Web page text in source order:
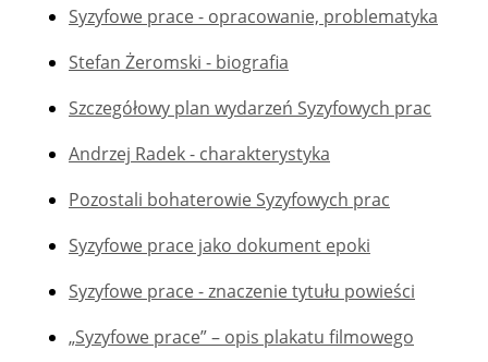
Syzyfowe prace - opracowanie, problematyka
Stefan Żeromski - biografia
Szczegółowy plan wydarzeń Syzyfowych prac
Andrzej Radek - charakterystyka
Pozostali bohaterowie Syzyfowych prac
Syzyfowe prace jako dokument epoki
Syzyfowe prace - znaczenie tytułu powieści
„Syzyfowe prace” – opis plakatu filmowego